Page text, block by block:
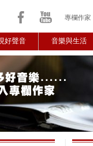
專欄作家
好聲音 音樂與生活